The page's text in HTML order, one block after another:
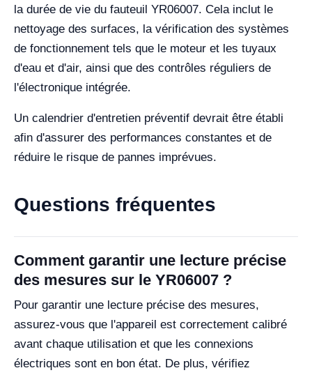
la durée de vie du fauteuil YR06007. Cela inclut le
nettoyage des surfaces, la vérification des systèmes
de fonctionnement tels que le moteur et les tuyaux
d'eau et d'air, ainsi que des contrôles réguliers de
l'électronique intégrée.
Un calendrier d'entretien préventif devrait être établi
afin d'assurer des performances constantes et de
réduire le risque de pannes imprévues.
Questions fréquentes
Comment garantir une lecture précise
des mesures sur le YR06007 ?
Pour garantir une lecture précise des mesures,
assurez-vous que l'appareil est correctement calibré
avant chaque utilisation et que les connexions
électriques sont en bon état. De plus, vérifiez